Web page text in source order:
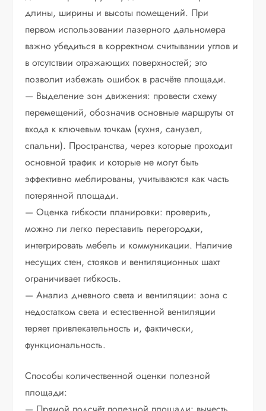
длины, ширины и высоты помещений. При
первом использовании лазерного дальномера
важно убедиться в корректном считывании углов и
в отсутствии отражающих поверхностей; это
позволит избежать ошибок в расчёте площади.
— Выделение зон движения: провести схему
перемещений, обозначив основные маршруты от
входа к ключевым точкам (кухня, санузел,
спальни). Пространства, через которые проходит
основной трафик и которые не могут быть
эффективно меблированы, учитываются как часть
потерянной площади.
— Оценка гибкости планировки: проверить,
можно ли легко переставить перегородки,
интегрировать мебель и коммуникации. Наличие
несущих стен, стояков и вентиляционных шахт
ограничивает гибкость.
— Анализ дневного света и вентиляции: зона с
недостатком света и естественной вентиляции
теряет привлекательность и, фактически,
функциональность.
Способы количественной оценки полезной
площади: